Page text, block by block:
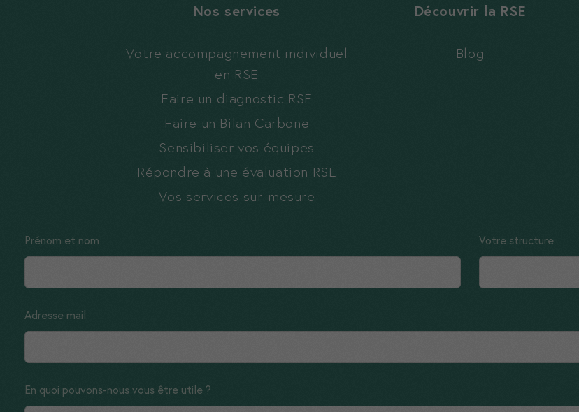
Nos services
Votre accompagnement individuel
en RSE
Faire un diagnostic RSE
Faire un Bilan Carbone
Sensibiliser vos équipes
Répondre à une évaluation RSE
Vos services sur-mesure
Découvrir la RSE
Blog
Leave
this
blank
Prénom et nom Votre structure
Adresse mail
En quoi pouvons-nous vous être utile ?
Ces cookies
vous assurent
expérience